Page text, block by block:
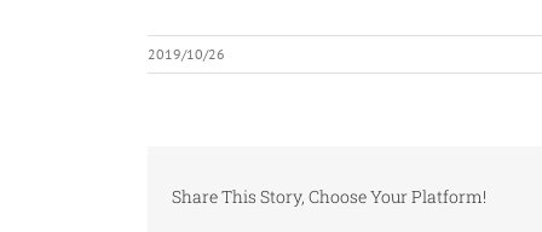
2019/10/26
Share This Story, Choose Your Platform!